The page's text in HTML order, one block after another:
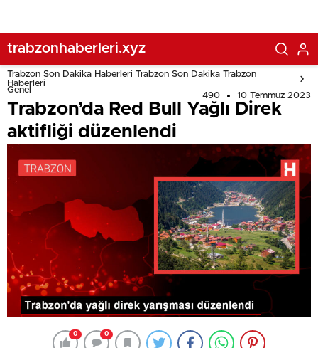
trabzonhaberleri.xyz
Trabzon Son Dakika Haberleri Trabzon Son Dakika Trabzon
Haberleri
Genel
490 10 Temmuz 2023
Trabzon’da Red Bull Yağlı Direk
aktifliği düzenlendi
0 0